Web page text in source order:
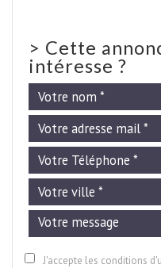
> Cette
intéresse ?
J'accepte les conditions